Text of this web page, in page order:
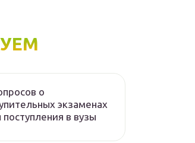
о
экзаменах
поступления в вузы